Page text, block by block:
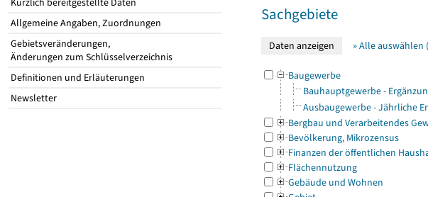
Allgemeine Angaben, Zuordnungen
Gebietsveränderungen,
Änderungen zum Schlüsselverzeichnis
Definitionen und Erläuterungen
Newsletter
Sachgebiete
» Alle auswählen
Baugewerbe
Bauhauptgewerbe -
Ausbaugewerbe - Jährliche
Bergbau und Verarbeitendes
Bevölkerung, Mikrozensus
Finanzen der öffentlichen
Flächennutzung
Gebäude und Wohnen